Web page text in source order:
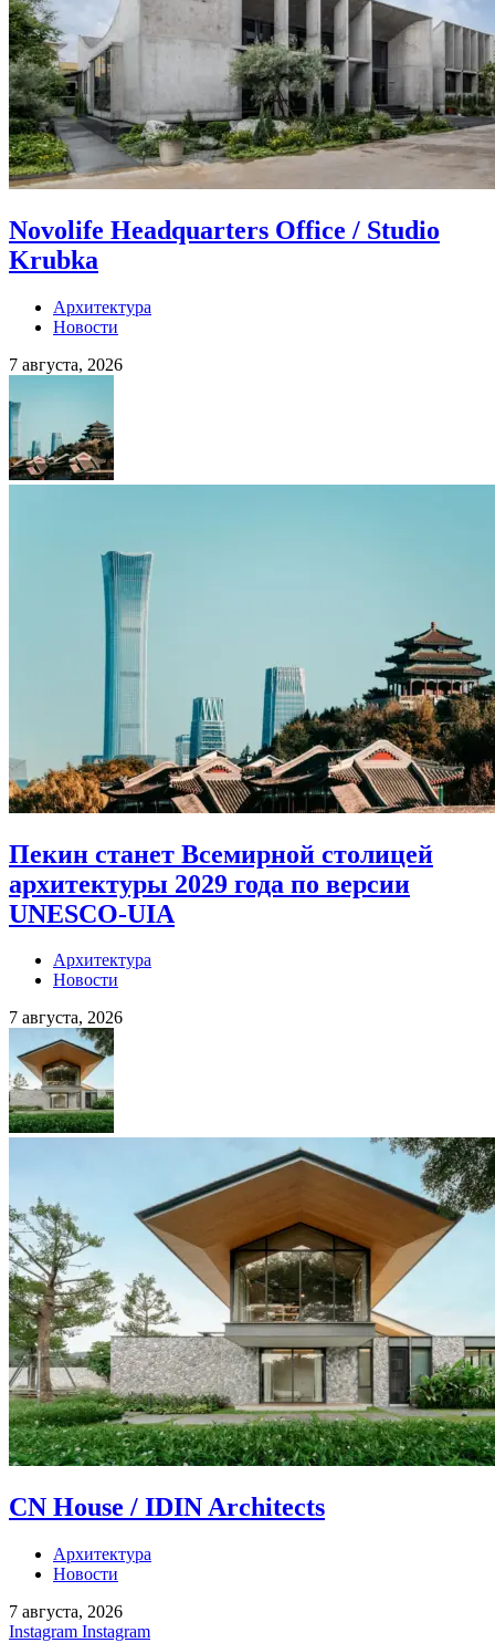
Novolife Headquarters Office / Studio
Krubka
Архитектура
Новости
7 августа, 2026
Пекин станет Всемирной столицей
архитектуры 2029 года по версии
UNESCO-UIA
Архитектура
Новости
7 августа, 2026
CN House / IDIN Architects
Архитектура
Новости
7 августа, 2026
Instagram Instagram